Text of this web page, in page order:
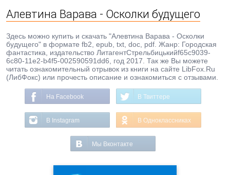
Алевтина Варава - Осколки будущего
Здесь можно купить и скачать "Алевтина Варава - Осколки
будущего" в формате fb2, epub, txt, doc, pdf. Жанр: Городская
фантастика, издательство ЛитагентСтрельбицькийf65c9039-
6c80-11e2-b4f5-002590591dd6, год 2017. Так же Вы можете
читать ознакомительный отрывок из книги на сайте LibFox.Ru
(ЛибФокс) или прочесть описание и ознакомиться с отзывами.
На Facebook В Твиттере
В Instagram В Одноклассниках
Мы Вконтакте